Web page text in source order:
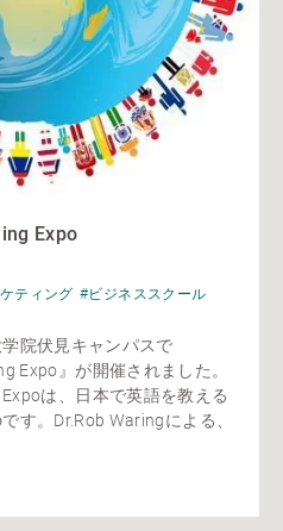
Expo
ティング #ビジネススクール
院伏見キャンパスで
Expo』が開催されました。
は、日本で英語を教える
す。Dr.Rob Waringによる、